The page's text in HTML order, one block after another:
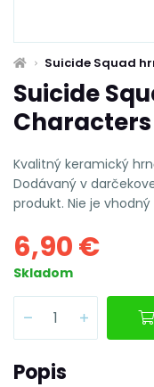
Suicide Squad
Suicide
Kvalitný keramický
Dodávaný v
produkt. Nie je
6,90 €
Skladom
Popis